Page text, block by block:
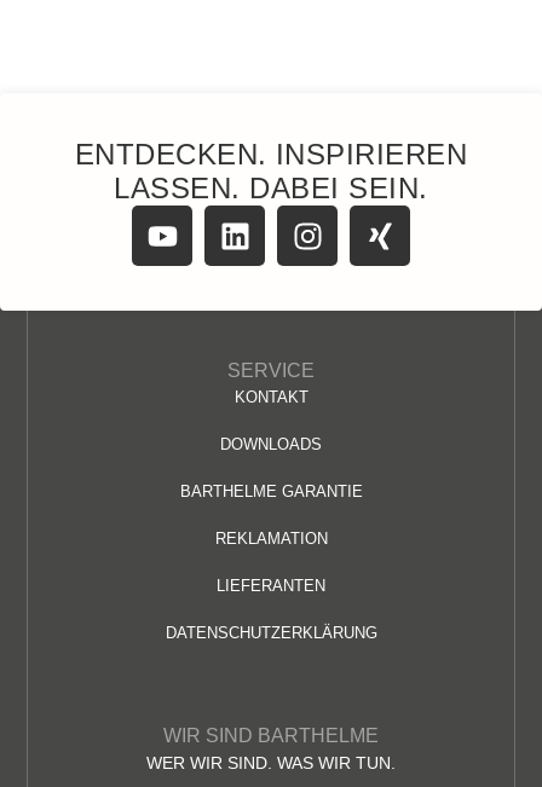
ENTDECKEN. INSPIRIEREN
LASSEN. DABEI SEIN.
SERVICE
KONTAKT
DOWNLOADS
BARTHELME GARANTIE
REKLAMATION
LIEFERANTEN
DATENSCHUTZERKLÄRUNG
WIR SIND BARTHELME
WER WIR SIND. WAS WIR TUN.